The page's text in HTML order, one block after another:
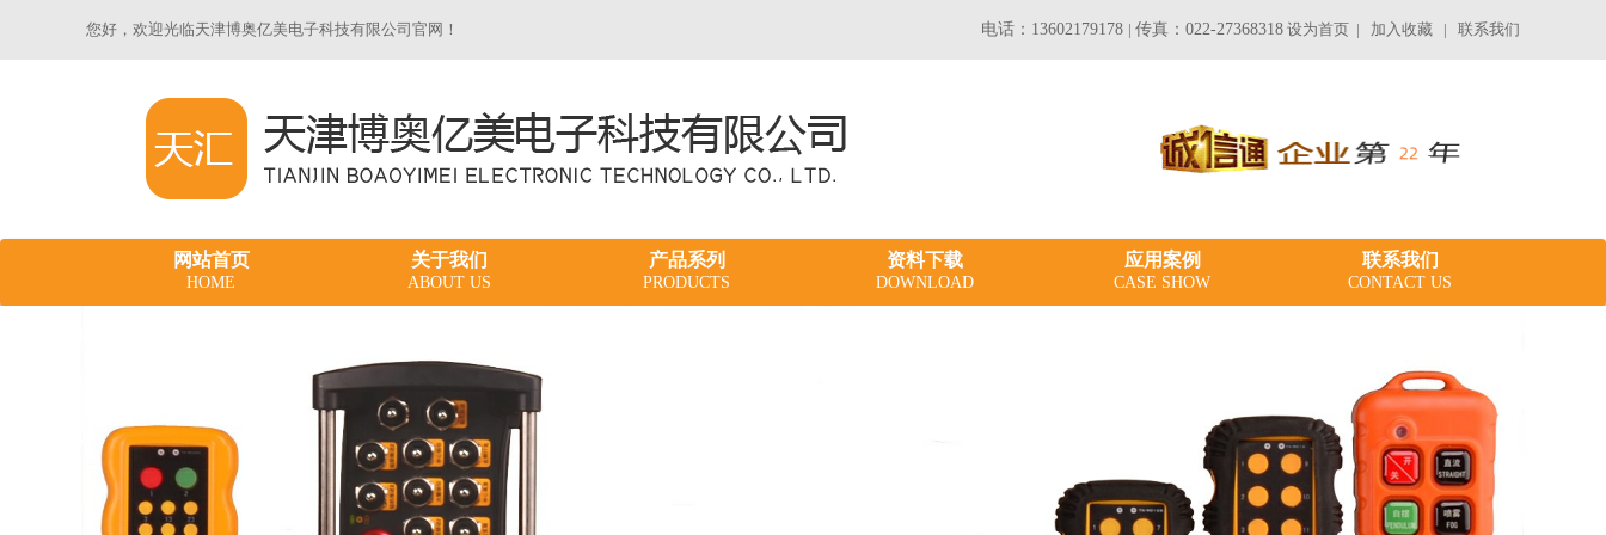
您好，欢迎光临天津博奥亿美电子科技有限公司官网！ 电话：13602179178 | 传真：022-27368318 设为首页 | 加入收藏 | 联系我们
网站首页
HOME
关于我们
ABOUT US
产品系列
PRODUCTS
资料下载
DOWNLOAD
应用案例
CASE SHOW
联系我们
CONTACT US